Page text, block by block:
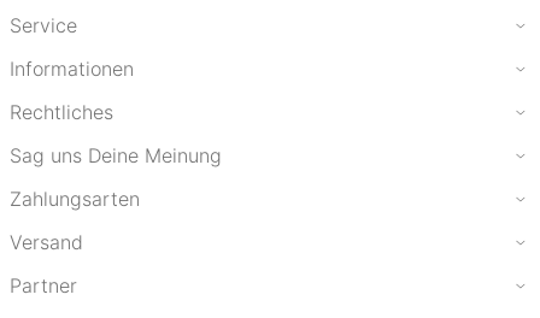
Service
Informationen
Rechtliches
Sag uns Deine Meinung
Zahlungsarten
Versand
Partner